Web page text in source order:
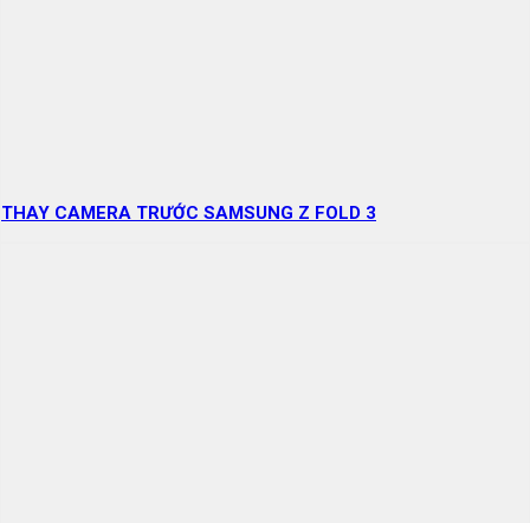
THAY CAMERA TRƯỚC SAMSUNG Z FOLD 3